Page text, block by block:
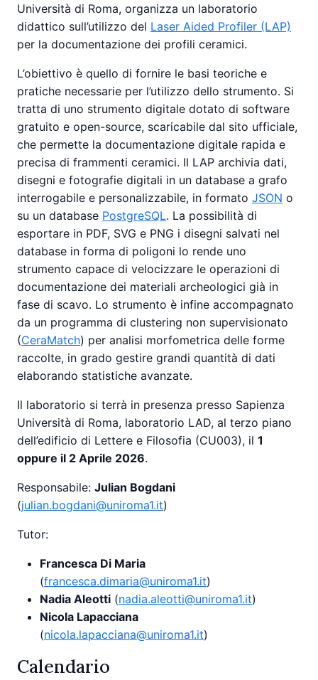
Università di Roma, organizza un laboratorio
didattico sull’utilizzo del Laser Aided Profiler (LAP)
per la documentazione dei profili ceramici.
L’obiettivo è quello di fornire le basi teoriche e
pratiche necessarie per l’utilizzo dello strumento. Si
tratta di uno strumento digitale dotato di software
gratuito e open-source, scaricabile dal sito ufficiale,
che permette la documentazione digitale rapida e
precisa di frammenti ceramici. Il LAP archivia dati,
disegni e fotografie digitali in un database a grafo
interrogabile e personalizzabile, in formato JSON o
su un database PostgreSQL. La possibilità di
esportare in PDF, SVG e PNG i disegni salvati nel
database in forma di poligoni lo rende uno
strumento capace di velocizzare le operazioni di
documentazione dei materiali archeologici già in
fase di scavo. Lo strumento è infine accompagnato
da un programma di clustering non supervisionato
(CeraMatch) per analisi morfometrica delle forme
raccolte, in grado gestire grandi quantità di dati
elaborando statistiche avanzate.
Il laboratorio si terrà in presenza presso Sapienza
Università di Roma, laboratorio LAD, al terzo piano
dell’edificio di Lettere e Filosofia (CU003), il 1
oppure il 2 Aprile 2026.
Responsabile: Julian Bogdani
(julian.bogdani@uniroma1.it)
Tutor:
Francesca Di Maria
(francesca.dimaria@uniroma1.it)
Nadia Aleotti (nadia.aleotti@uniroma1.it)
Nicola Lapacciana
(nicola.lapacciana@uniroma1.it)
Calendario